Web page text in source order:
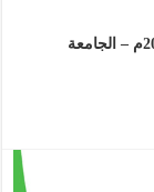
تجميعات ميد تيرم ماث مع الإجابات الترم الأول 2026م – الجامعة